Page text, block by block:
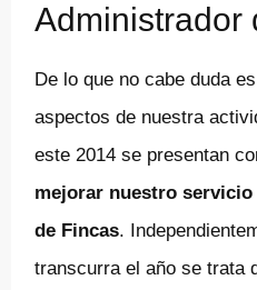
Administrador
De lo que no cabe duda
aspectos de nuestra
este 2014 se presentan
mejorar nuestro
de Fincas.
transcurra el año se trata